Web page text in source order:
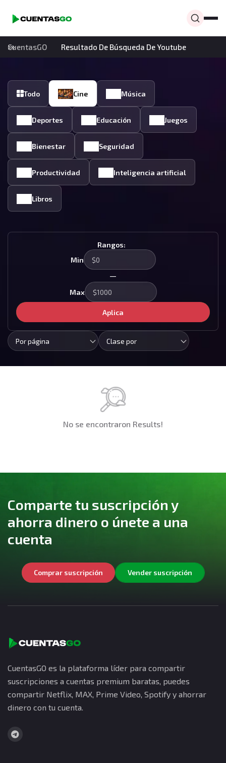
CuentasGO Resultado De Búsqueda De Youtube
Todo Cine Música
Deportes Educación Juegos
Bienestar Seguridad
Productividad Inteligencia artificial
Libros
Rangos:
Min
—
Max
Aplica
Por página Clase por
No se encontraron Results!
Comparte tu suscripción y
ahorra dinero o únete a una
cuenta
Comprar suscripción Vender suscripción
CuentasGO es la plataforma líder para compartir
suscripciones a cuentas premium baratas, puedes
compartir Netflix, MAX, Prime Video, Spotify y ahorrar
dinero con tu cuenta.